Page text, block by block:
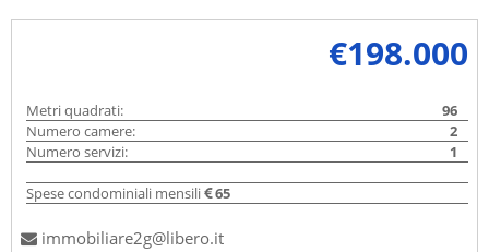
€198.000
Metri quadrati:
96
Numero camere:
2
Numero servizi:
1
Spese condominiali mensili 65
immobiliare2g@libero.it